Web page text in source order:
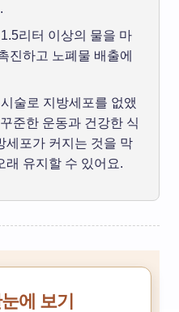
리터 이상의 물을 마
진하고 노폐물 배출에
시술로 지방세포를 없앴
준한 운동과 건강한 식
세포가 커지는 것을 막
래 유지할 수 있어요.
에 보기